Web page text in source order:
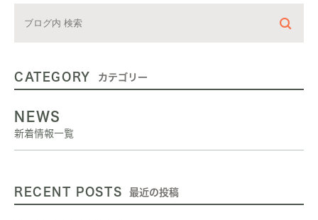
CATEGORY カテゴリー
NEWS
新着情報一覧
RECENT POSTS 最近の投稿